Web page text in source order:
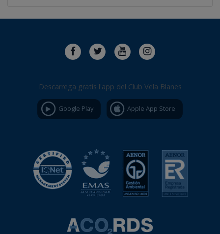
Descarrega gratis l'app del Club Vela Blanes
Google Play Apple App Store